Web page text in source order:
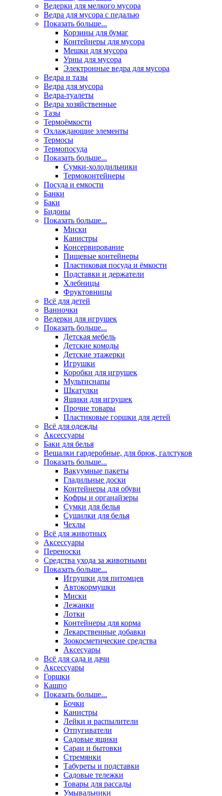
Ведерки для мелкого мусора
Ведра для мусора с педалью
Показать больше...
Корзины для бумаг
Контейнеры для мусора
Мешки для мусора
Урны для мусора
Электронные ведра для мусора
Ведра и тазы
Ведра для мусора
Ведра-туалеты
Ведра хозяйственные
Тазы
Термоёмкости
Охлаждающие элементы
Термосы
Термопосуда
Показать больше...
Сумки-холодильники
Термоконтейнеры
Посуда и емкости
Банки
Баки
Бидоны
Показать больше...
Миски
Канистры
Консервирование
Пищевые контейнеры
Пластиковая посуда и ёмкости
Подставки и держатели
Хлебницы
Фруктовницы
Всё для детей
Ванночки
Ведерки для игрушек
Показать больше...
Детская мебель
Детские комоды
Детские этажерки
Игрушки
Коробки для игрушек
Мультиснапы
Шкатулки
Ящики для игрушек
Прочие товары
Пластиковые горшки для детей
Всё для одежды
Аксессуары
Баки для белья
Вешалки гардеробные, для брюк, галстуков
Показать больше...
Вакуумные пакеты
Гладильные доски
Контейнеры для обуви
Кофры и органайзеры
Сумки для белья
Сушилки для белья
Чехлы
Всё для животных
Аксесcуары
Переноски
Средства ухода за животными
Показать больше...
Игрушки для питомцев
Автокормушки
Миски
Лежанки
Лотки
Контейнеры для корма
Лекарственные добавки
Зоокосметические средства
Аксесуары
Всё для сада и дачи
Аксессуары
Горшки
Кашпо
Показать больше...
Бочки
Канистры
Лейки и распылители
Отпугиватели
Садовые ящики
Сараи и бытовки
Стремянки
Табуреты и подставки
Садовые тележки
Товары для рассады
Умывальники